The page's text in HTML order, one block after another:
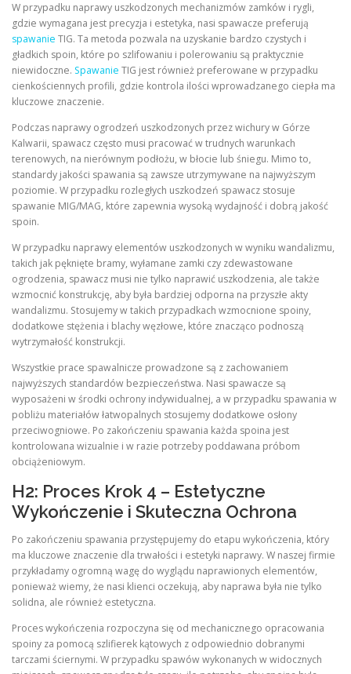
W przypadku naprawy uszkodzonych mechanizmów zamków i rygli,
gdzie wymagana jest precyzja i estetyka, nasi spawacze preferują
spawanie TIG. Ta metoda pozwala na uzyskanie bardzo czystych i
gładkich spoin, które po szlifowaniu i polerowaniu są praktycznie
niewidoczne. Spawanie TIG jest również preferowane w przypadku
cienkościennych profili, gdzie kontrola ilości wprowadzanego ciepła ma
kluczowe znaczenie.
Podczas naprawy ogrodzeń uszkodzonych przez wichury w Górze
Kalwarii, spawacz często musi pracować w trudnych warunkach
terenowych, na nierównym podłożu, w błocie lub śniegu. Mimo to,
standardy jakości spawania są zawsze utrzymywane na najwyższym
poziomie. W przypadku rozległych uszkodzeń spawacz stosuje
spawanie MIG/MAG, które zapewnia wysoką wydajność i dobrą jakość
spoin.
W przypadku naprawy elementów uszkodzonych w wyniku wandalizmu,
takich jak pęknięte bramy, wyłamane zamki czy zdewastowane
ogrodzenia, spawacz musi nie tylko naprawić uszkodzenia, ale także
wzmocnić konstrukcję, aby była bardziej odporna na przyszłe akty
wandalizmu. Stosujemy w takich przypadkach wzmocnione spoiny,
dodatkowe stężenia i blachy węzłowe, które znacząco podnoszą
wytrzymałość konstrukcji.
Wszystkie prace spawalnicze prowadzone są z zachowaniem
najwyższych standardów bezpieczeństwa. Nasi spawacze są
wyposażeni w środki ochrony indywidualnej, a w przypadku spawania w
pobliżu materiałów łatwopalnych stosujemy dodatkowe osłony
przeciwogniowe. Po zakończeniu spawania każda spoina jest
kontrolowana wizualnie i w razie potrzeby poddawana próbom
obciążeniowym.
H2: Proces Krok 4 – Estetyczne
Wykończenie i Skuteczna Ochrona
Po zakończeniu spawania przystępujemy do etapu wykończenia, który
ma kluczowe znaczenie dla trwałości i estetyki naprawy. W naszej firmie
przykładamy ogromną wagę do wyglądu naprawionych elementów,
ponieważ wiemy, że nasi klienci oczekują, aby naprawa była nie tylko
solidna, ale również estetyczna.
Proces wykończenia rozpoczyna się od mechanicznego opracowania
spoiny za pomocą szlifierek kątowych z odpowiednio dobranymi
tarczami ściernymi. W przypadku spawów wykonanych w widocznych